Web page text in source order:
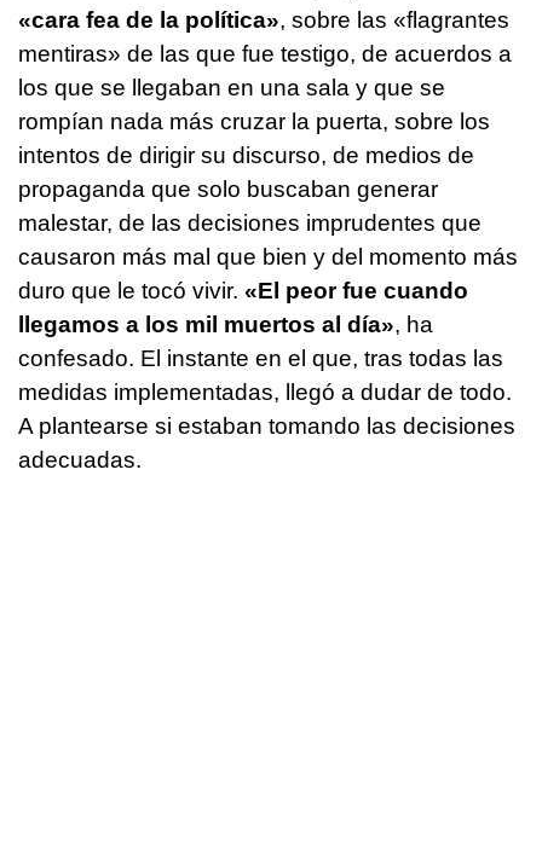
«cara fea de la política», sobre las «flagrantes
mentiras» de las que fue testigo, de acuerdos a
los que se llegaban en una sala y que se
rompían nada más cruzar la puerta, sobre los
intentos de dirigir su discurso, de medios de
propaganda que solo buscaban generar
malestar, de las decisiones imprudentes que
causaron más mal que bien y del momento más
duro que le tocó vivir. «El peor fue cuando
llegamos a los mil muertos al día», ha
confesado. El instante en el que, tras todas las
medidas implementadas, llegó a dudar de todo.
A plantearse si estaban tomando las decisiones
adecuadas.